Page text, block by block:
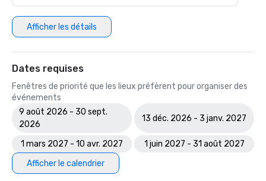
Afficher les détails
Dates requises
Fenêtres de priorité que les lieux préfèrent pour organiser des
événements
9 août 2026 - 30 sept.
2026
13 déc. 2026 - 3 janv. 2027
1 mars 2027 - 10 avr. 2027
1 juin 2027 - 31 août 2027
Afficher le calendrier